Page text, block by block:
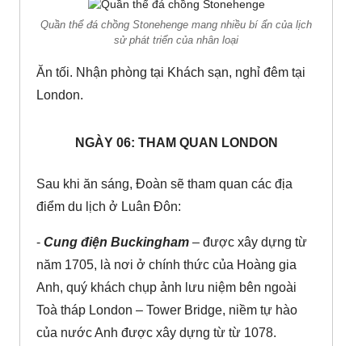
Quần thể đá chồng Stonehenge mang nhiều bí ẩn của lịch
sử phát triển của nhân loại
Ăn tối. Nhận phòng tại Khách sạn, nghỉ đêm tại
London.
NGÀY 06: THAM QUAN LONDON
Sau khi ăn sáng, Đoàn sẽ tham quan các địa
điểm du lịch ở Luân Đôn:
- Cung điện Buckingham – được xây dựng từ
năm 1705, là nơi ở chính thức của Hoàng gia
Anh, quý khách chụp ảnh lưu niệm bên ngoài
Toà tháp London – Tower Bridge, niềm tự hào
của nước Anh được xây dựng từ từ 1078.